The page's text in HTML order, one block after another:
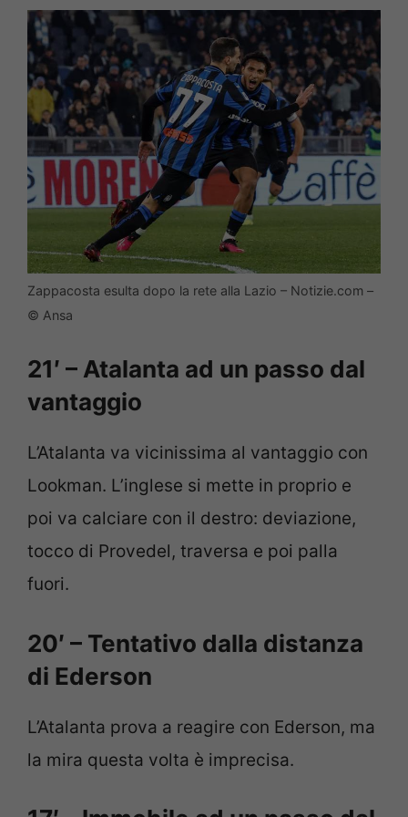
Zappacosta esulta dopo la rete alla Lazio – Notizie.com –
© Ansa
21′ – Atalanta ad un passo dal
vantaggio
L’Atalanta va vicinissima al vantaggio con
Lookman. L’inglese si mette in proprio e
poi va calciare con il destro: deviazione,
tocco di Provedel, traversa e poi palla
fuori.
20′ – Tentativo dalla distanza
di Ederson
L’Atalanta prova a reagire con Ederson, ma
la mira questa volta è imprecisa.